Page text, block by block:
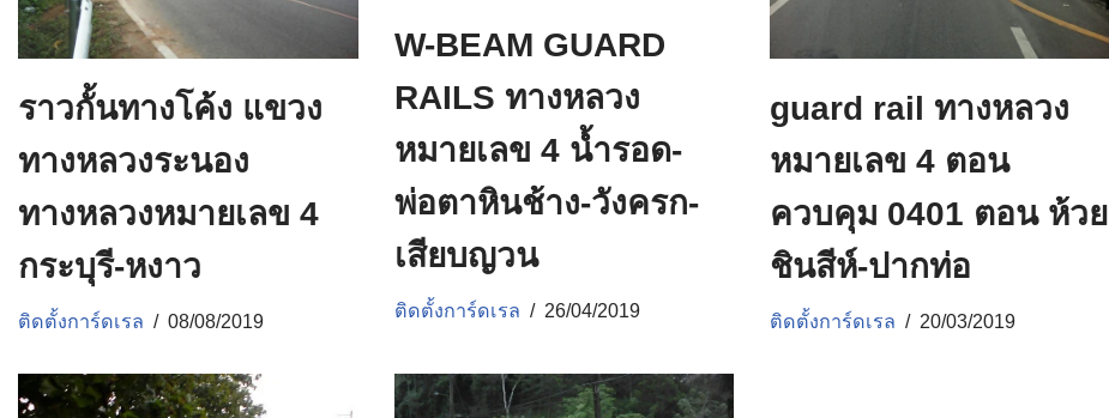
ราวกั้นทางโค้ง แขวง
ทางหลวงระนอง
ทางหลวงหมายเลข 4
กระบุรี-หงาว
ติดตั้งการ์ดเรล 08/08/2019
W-BEAM GUARD
RAILS ทางหลวง
หมายเลข 4 น้ำรอด-
พ่อตาหินช้าง-วังครก-
เสียบญวน
ติดตั้งการ์ดเรล 26/04/2019
guard rail ทางหลวง
หมายเลข 4 ตอน
ควบคุม 0401 ตอน ห้วย
ชินสีห์-ปากท่อ
ติดตั้งการ์ดเรล 20/03/2019